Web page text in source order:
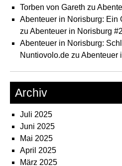
Torben von Gareth zu
Abenteuer in Norisburg: Ein
zu Abenteuer in Norisburg
Abenteuer in Norisburg:
Nuntiovolo.de zu Abenteuer
Archiv
Juli 2025
Juni 2025
Mai 2025
April 2025
März 2025